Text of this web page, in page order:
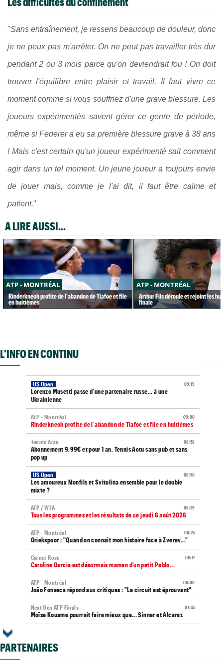
"Sans entraînement, je ressens beaucoup de douleur, donc
je ne peux pas m'arrêter. On ne peut pas travailler très dur
pendant 2 ou 3 mois parce qu'on deviendrait fou ! On doit
trouver l'équilibre entre plaisir et travail. Il faut vivre ce
moment comme si vous souffriez d'une grave blessure. Les
joueurs expérimentés savent gérer ce genre de période,
même si Federer a eu sa première blessure grave à 38 ans
! Mais c'est certain qu'un joueur expérimenté sait comment
agir dans un tel moment. Un jeune joueur a toujours envie
de jouer mais, comme je l'ai dit, il faut être calme et
patient."
A LIRE AUSSI...
ATP - MONTRÉAL
Rinderknech profite de l'abandon de Tiafoe et file
en huitièmes
ATP - MONTRÉAL
Arthur Fils déroule et rejoint les
finale
L'INFO EN CONTINU
09:19
US Open
Lorenzo Musetti passe d'une partenaire russe... à une
Ukrainienne
09:00
ATP - Montréal
Rinderknech profite de l'abandon de Tiafoe et file en huitièmes
08:58
Tennis Actu
Abonnement 9,99€ et pour 1 an, Tennis Actu sans pub et sans
pop up
08:50
US Open
Les amoureux Monfils et Svitolina ensemble pour le double
mixte ?
08:39
ATP / WTA
Tous les programmes et les résultats de ce jeudi 6 août 2026
08:25
ATP - Montréal
Griekspoor : "Quand on connaît mon histoire face à Zverev..."
08:11
Carnet Rose
Caroline Garcia est désormais maman d’un petit Pablo...
08:00
ATP - Montréal
João Fonseca répond aux critiques : "Le circuit est éprouvant"
07:35
Next Gen ATP Finals
Moïse Kouame pourrait faire mieux que... Sinner et Alcaraz
PARTENAIRES